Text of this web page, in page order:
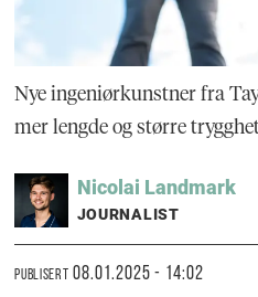
Nye ingeniørkunstner fra
mer lengde og større
Nicolai Landmark
JOURNALIST
PUBLISERT 08.01.2025 - 14:02